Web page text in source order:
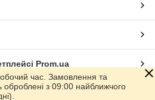
Prom.ua
час. Замовлення та
оброблені з 09:00 найближчого